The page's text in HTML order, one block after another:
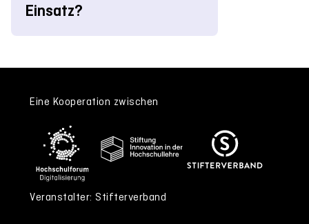
Einsatz?
Eine Kooperation zwischen
Veranstalter: Stifterverband